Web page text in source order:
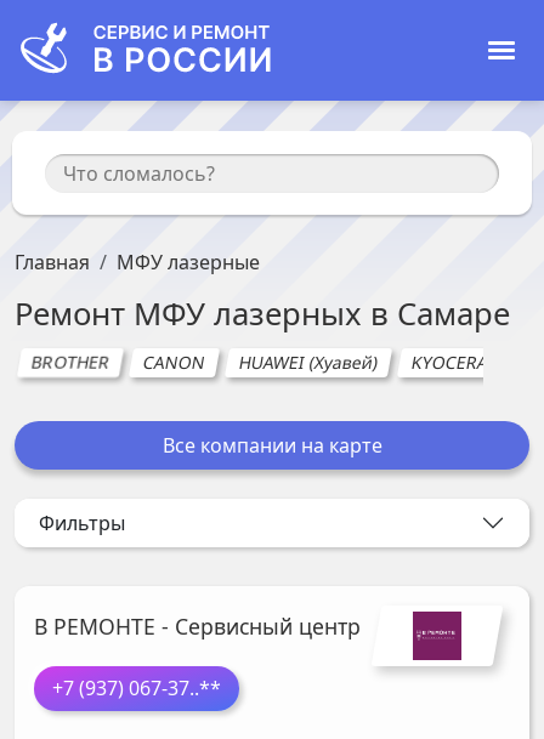
Главная МФУ лазерные
Ремонт МФУ лазерных в Самаре
BROTHER CANON HUAWEI (Хуавей) KYOCERA
Все компании на карте
Фильтры
В РЕМОНТЕ - Сервисный центр
+7 (937) 067-37..**